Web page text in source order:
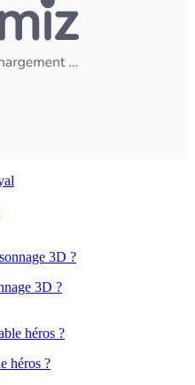
3D ?
héros ?